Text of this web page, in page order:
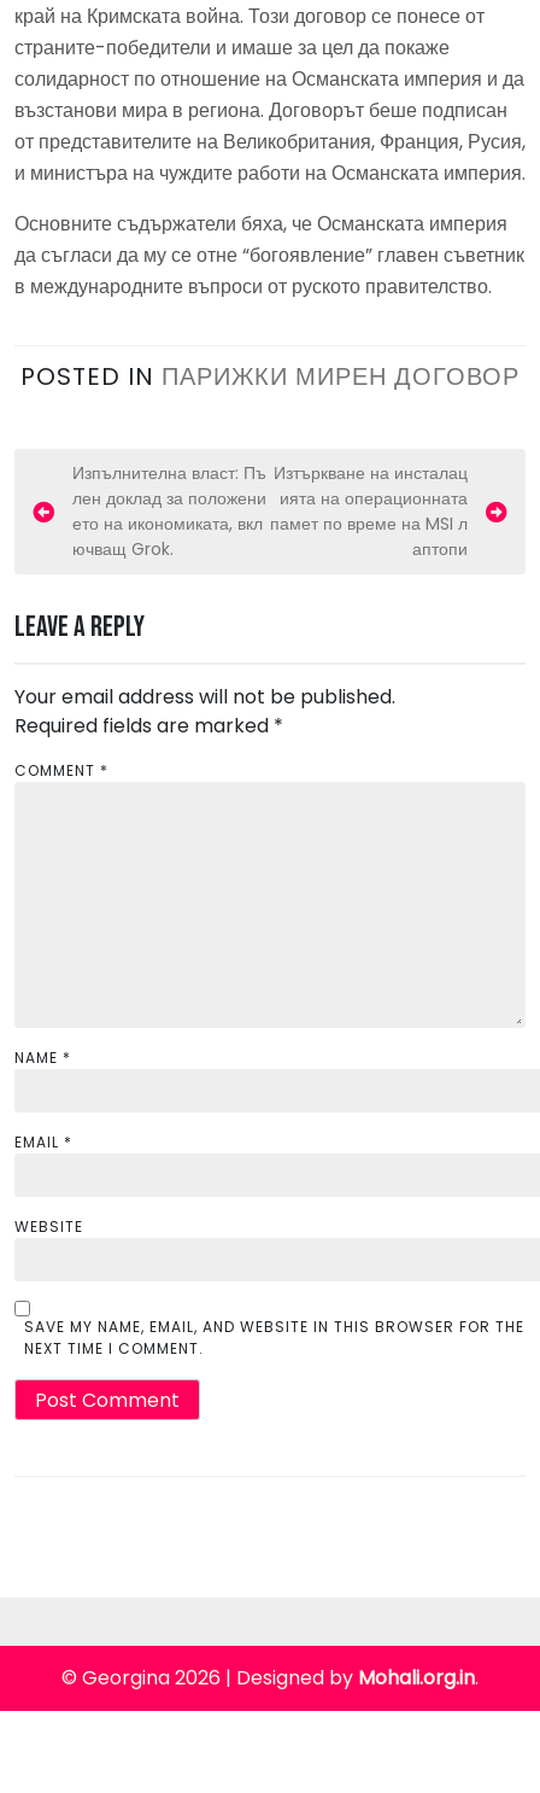
край на Кримската война. Този договор се понесе от
страните-победители и имаше за цел да покаже
солидарност по отношение на Османската империя и да
възстанови мира в региона. Договорът беше подписан
от представителите на Великобритания, Франция, Русия,
и министъра на чуждите работи на Османската империя.
Основните съдържатели бяха, че Османската империя
да съгласи да му се отне “богоявление” главен съветник
в международните въпроси от руското правителство.
POSTED IN ПАРИЖКИ МИРЕН ДОГОВОР
o
n
v
i
g
Изпълнителна власт: Пъ
лен доклад за положени
ето на икономиката, вкл
ючващ Grok.
Изтъркване на инсталац
ията на операционната
памет по време на MSI л
аптопи
Leave a Reply
Your email address will not be published.
Required fields are marked *
COMMENT *
NAME *
EMAIL *
WEBSITE
SAVE MY NAME, EMAIL, AND WEBSITE IN THIS BROWSER FOR THE
NEXT TIME I COMMENT.
© Georgina 2026 | Designed by Mohali.org.in.